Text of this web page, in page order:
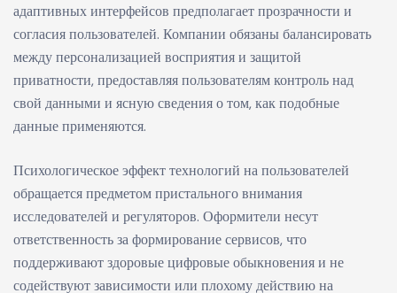
адаптивных интерфейсов предполагает прозрачности и
согласия пользователей. Компании обязаны балансировать
между персонализацией восприятия и защитой
приватности, предоставляя пользователям контроль над
свой данными и ясную сведения о том, как подобные
данные применяются.
Психологическое эффект технологий на пользователей
обращается предметом пристального внимания
исследователей и регуляторов. Оформители несут
ответственность за формирование сервисов, что
поддерживают здоровые цифровые обыкновения и не
содействуют зависимости или плохому действию на